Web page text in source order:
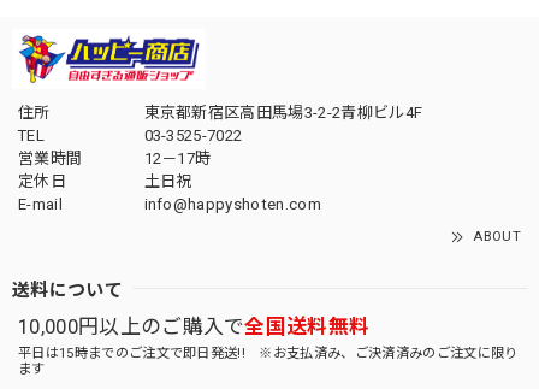
住所
東京都新宿区高田馬場3-2-2青柳ビル4F
TEL
03-3525-7022
営業時間
12－17時
定休日
土日祝
E-mail
info@happyshoten.com
ABOUT
送料について
10,000円以上のご購入で全国送料無料
平日は15時までのご注文で即日発送!! ※お支払済み、ご決済済みのご注文に限り
ます